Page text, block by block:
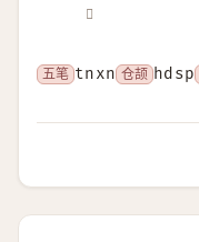
𥞭
五笔 tnxn 仓颉 hdsp